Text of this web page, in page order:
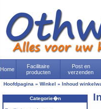
Home
Facilitaire
producten
Post en
verzenden
Hoofdpagina » Winkel » Inhoud
Categorie�n